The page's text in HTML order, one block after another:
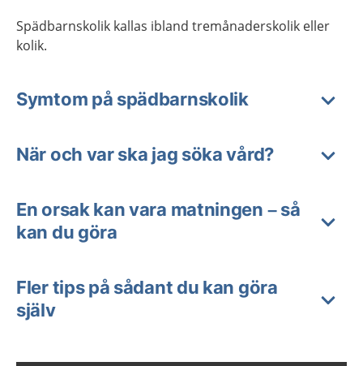
Spädbarnskolik kallas ibland tremånaderskolik eller
kolik.
Symtom på spädbarnskolik
När och var ska jag söka vård?
En orsak kan vara matningen – så
kan du göra
Fler tips på sådant du kan göra
själv